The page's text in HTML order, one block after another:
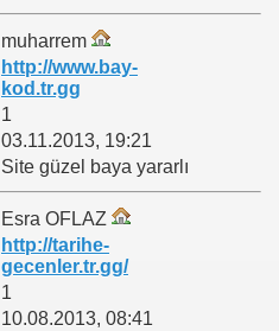
muharrem
http://www.bay-
kod.tr.gg
1
03.11.2013, 19:21
Site güzel baya yararlı
Esra OFLAZ
http://tarihe-
gecenler.tr.gg/
1
10.08.2013, 08:41